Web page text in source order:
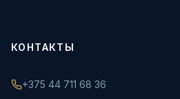
КОНТАКТЫ
+375 44 711 68 36